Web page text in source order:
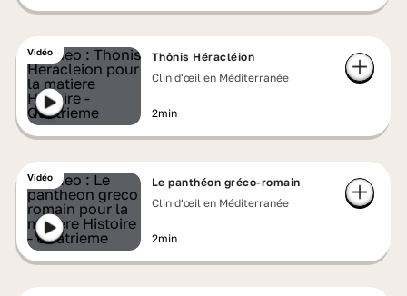
Vidéo
Thônis Héracléion
Clin d'œil en Méditerranée
2min
Vidéo
Le panthéon gréco-romain
Clin d'œil en Méditerranée
2min